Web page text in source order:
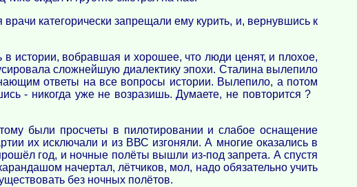
категорически запрещали ему курить, и, вернувшись к
истории, вобравшая и хорошее, что люди ценят, и плохое,
сложнейшую диалектику эпохи. Сталина вылепило
ответы на все вопросы истории. Вылепило, а потом
- никогда уже не возразишь. Думаете, не повторится ?
были просчеты в пилотировании и слабое оснащение
их исключали и из ВВС изгоняли. А многие оказались в
год, и ночные полёты вышли из-под запрета. А спустя
начертал, лётчиков, мол, надо обязательно учить
без ночных полётов.